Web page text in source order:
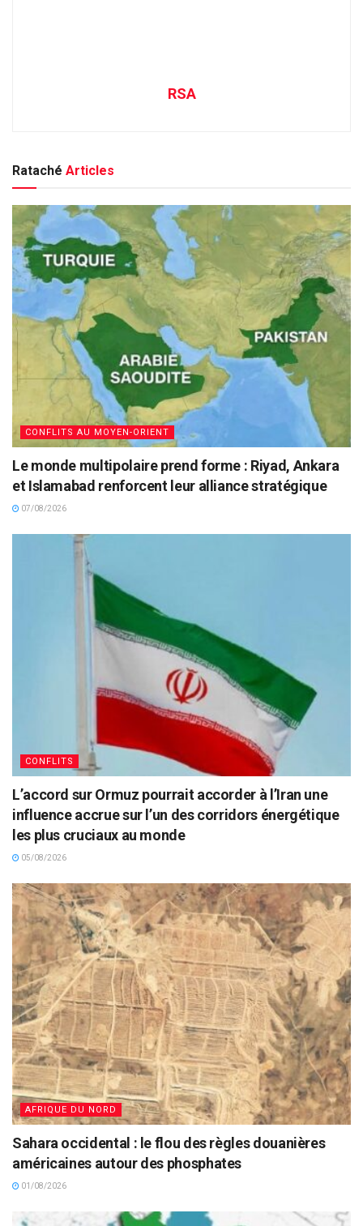
RSA
Rataché Articles
CONFLITS AU MOYEN-ORIENT
Le monde multipolaire prend forme : Riyad, Ankara
et Islamabad renforcent leur alliance stratégique
07/08/2026
CONFLITS
L’accord sur Ormuz pourrait accorder à l’Iran une
influence accrue sur l’un des corridors énergétique
les plus cruciaux au monde
05/08/2026
AFRIQUE DU NORD
Sahara occidental : le flou des règles douanières
américaines autour des phosphates
01/08/2026